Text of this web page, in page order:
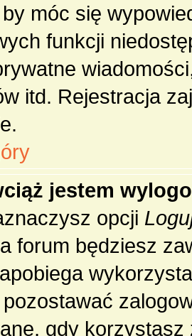
móc się
funkcji
itd. Rejestracja
jestem
opcji
forum będziesz
pozostawać
gdy